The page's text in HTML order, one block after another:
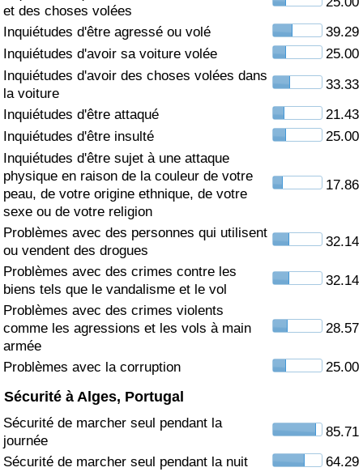
et des choses volées
Inquiétudes d'être agressé ou volé
39.29
Inquiétudes d'avoir sa voiture volée
25.00
Inquiétudes d'avoir des choses volées dans
la voiture
33.33
Inquiétudes d'être attaqué
21.43
Inquiétudes d'être insulté
25.00
Inquiétudes d'être sujet à une attaque
physique en raison de la couleur de votre
peau, de votre origine ethnique, de votre
sexe ou de votre religion
17.86
Problèmes avec des personnes qui utilisent
ou vendent des drogues
32.14
Problèmes avec des crimes contre les
biens tels que le vandalisme et le vol
32.14
Problèmes avec des crimes violents
comme les agressions et les vols à main
armée
28.57
Problèmes avec la corruption 25.00
Sécurité à Alges, Portugal
Sécurité de marcher seul pendant la
journée
85.71
Sécurité de marcher seul pendant la nuit
64.29
Soins de santé
Indice des soins de santé (Actuel)
Indice des soins de santé
Indice des soins de santé par Pays
Pollution
Indice de Pollution (Actuel)
Indice de pollution
Indice de Pollution par Pays
Trafic
Indice de Trafic
Indice de Trafic (Actuel)